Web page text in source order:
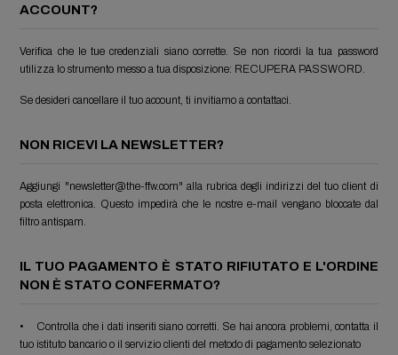
ACCOUNT?
Verifica che le tue credenziali siano corrette. Se non ricordi la tua password
utilizza lo strumento messo a tua disposizione: RECUPERA PASSWORD.
Se desideri cancellare il tuo account, ti invitiamo a contattaci.
NON RICEVI LA NEWSLETTER?
Aggiungi "newsletter@the-ffw.com" alla rubrica degli indirizzi del tuo client di
posta elettronica. Questo impedirà che le nostre e-mail vengano bloccate dal
filtro antispam.
IL TUO PAGAMENTO È STATO RIFIUTATO E L'ORDINE
NON È STATO CONFERMATO?
• Controlla che i dati inseriti siano corretti. Se hai ancora problemi, contatta il
tuo istituto bancario o il servizio clienti del metodo di pagamento selezionato